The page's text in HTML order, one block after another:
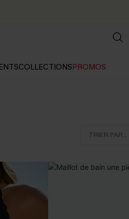
COLLECTIONSPROMOS
TRIER PAR :